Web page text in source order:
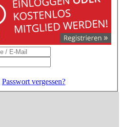
Passwort vergessen?